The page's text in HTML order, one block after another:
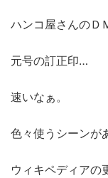
ハンコ屋さんのＤ
元号の訂正印…
速いなぁ。
色々使うシーンが
ウィキペディアの